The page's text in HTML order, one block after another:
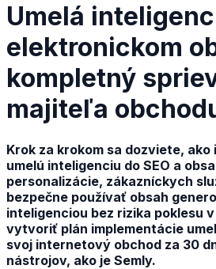
Umelá
elektronickom
kompletný
majiteľa
Krok za krokom sa dozviete,
umelú inteligenciu do SEO a
personalizácie, zákazníckych
bezpečne používať obsah
inteligenciou bez rizika poklesu
vytvoriť plán implementácie
svoj internetový obchod za 30
nástrojov, ako je Semly.